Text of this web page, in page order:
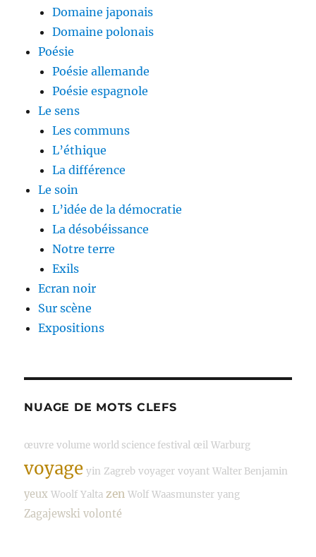
Domaine japonais
Domaine polonais
Poésie
Poésie allemande
Poésie espagnole
Le sens
Les communs
L’éthique
La différence
Le soin
L’idée de la démocratie
La désobéissance
Notre terre
Exils
Ecran noir
Sur scène
Expositions
NUAGE DE MOTS CLEFS
œuvre volume world science festival œil Warburg
voyage yin Zagreb voyager voyant Walter Benjamin
yeux Woolf Yalta zen Wolf Waasmunster yang
Zagajewski volonté